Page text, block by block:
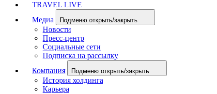
TRAVEL LIVE
Медиа
Подменю открыть/закрыть
Новости
Пресс-центр
Социальные сети
Подписка на рассылку
Компания
Подменю открыть/закрыть
История холдинга
Карьера